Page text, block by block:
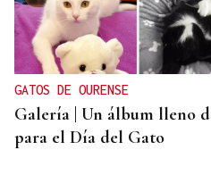
GATOS DE OURENSE
Galería | Un álbum lleno
para el Día del Gato